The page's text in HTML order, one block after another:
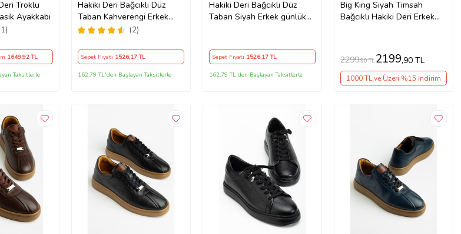
Troklu
Ayakkabı
1649,92 TL
Taksitlerle
Hakiki Deri Bağcıklı Düz
Taban Kahverengi Erkek
günlük Ayakkabı
(2)
Sepet Fiyatı 1526,17 TL
162,79 TL'den Başlayan Taksitlerle
Hakiki Deri Bağcıklı Düz
Taban Siyah Erkek günlük
Sepet Fiyatı 1526,17 TL
162,79 TL'den Başlayan Taksitlerle
Big King Siyah Timsah
Bağcıklı Hakiki Deri Erkek
2299,90 TL 2199,90 TL
1000 TL ve Üzeri %15 İndirim